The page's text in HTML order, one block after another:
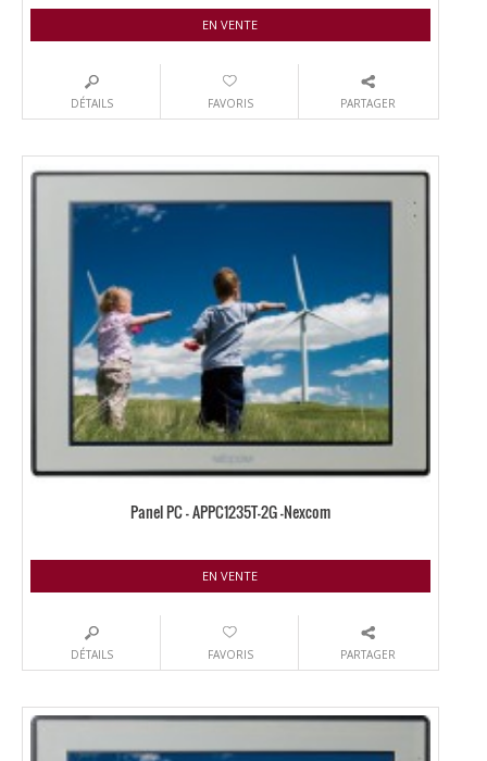
EN VENTE
DÉTAILS FAVORIS PARTAGER
Panel PC – APPC1235T-2G -Nexcom
EN VENTE
DÉTAILS FAVORIS PARTAGER